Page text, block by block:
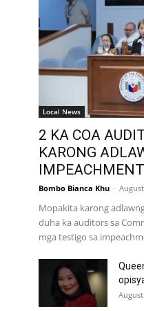
Local News
2 KA COA
KARONG
Bombo Bianca Khu -
Mopakita karong
duha ka auditors sa
mga testigo sa